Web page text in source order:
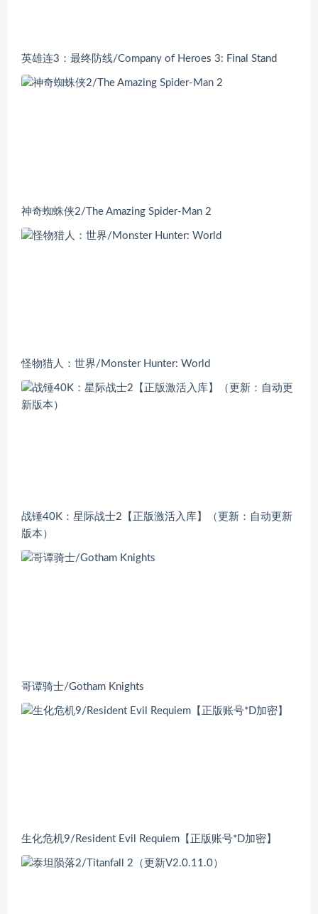
英雄连3：最终防线/Company of Heroes 3: Final Stand
神奇蜘蛛侠2/The Amazing Spider-Man 2
怪物猎人：世界/Monster Hunter: World
战锤40K：星际战士2【正版激活入库】（更新：自动更新
版本）
哥谭骑士/Gotham Knights
生化危机9/Resident Evil Requiem【正版账号*D加密】